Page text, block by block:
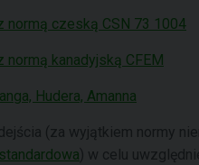
normą czeską CSN 73 1004
normą kanadyjską CFEM
Hudera, Amanna
(za wyjątkiem normy
) w celu